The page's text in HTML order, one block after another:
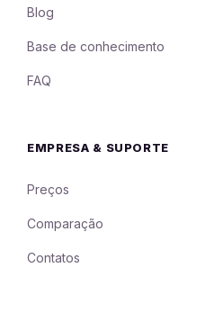
Blog
Base de conhecimento
FAQ
EMPRESA & SUPORTE
Preços
Comparação
Contatos